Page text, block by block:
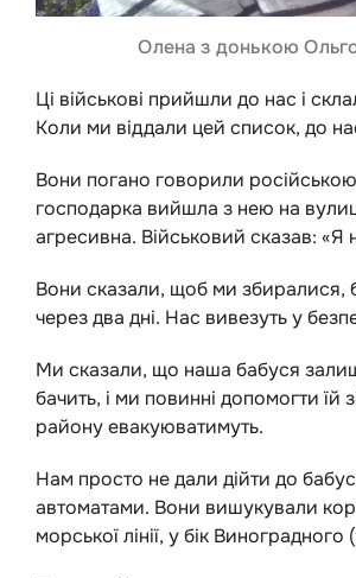
Олена з донькою
Ці військові прийшли до нас і
Коли ми віддали цей список, до
Вони погано говорили російською
господарка вийшла з нею на
агресивна. Військовий сказав:
Вони сказали, щоб ми збиралися,
через два дні. Нас вивезуть у
Ми сказали, що наша бабуся
бачить, і ми повинні допомогти
району евакуюватимуть.
Нам просто не дали дійти до
автоматами. Вони вишукували
морської лінії, у бік Виноградного (